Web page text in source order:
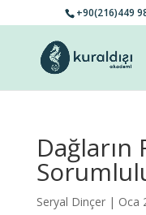
+90(216)449
Seryal Dinçer| Oca